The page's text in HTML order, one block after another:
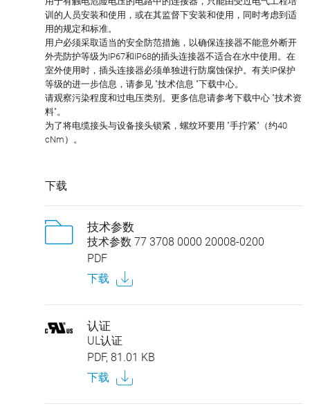
训的人员安装和使用，或在其监督下安装和使用，同时考虑到适
用的规定和标准。
用户必须采取适当的安全防范措施，以确保连接器不能意外断开
外壳防护等级为IP67和IP68的插头连接器不适合在水中使用。在
室外使用时，插头连接器必须单独进行防腐蚀保护。有关IP保护
等级的进一步信息，请参见 "技术信息 "下载中心。
请观察污染程度和过电压类别。更多信息请参考下载中心 "技术资
料"。
为了将电缆接头与设备接头锁紧，螺纹环要用 "手拧紧"（约40
cNm）。
下载
技术参数
技术参数 77 3708 0000 20008-0200
PDF
下载
认证
UL认证
PDF, 81.01 KB
下载